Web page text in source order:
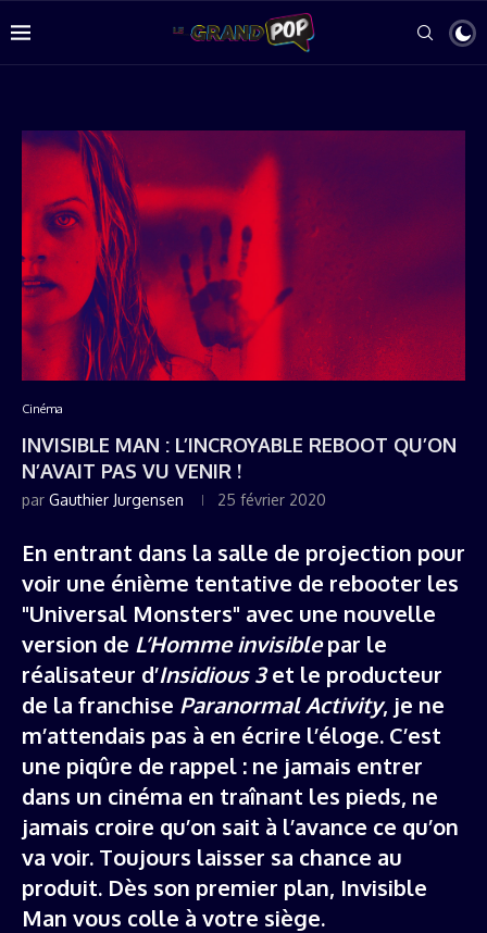
Cinéma
INVISIBLE MAN : L’INCROYABLE REBOOT QU’ON
N’AVAIT PAS VU VENIR !
par Gauthier Jurgensen 25 février 2020
En entrant dans la salle de projection pour
voir une énième tentative de rebooter les
"Universal Monsters" avec une nouvelle
version de L’Homme invisiblepar le
réalisateur d’Insidious 3et le producteur
de la franchise Paranormal Activity, je ne
m’attendais pas à en écrire l’éloge. C’est
une piqûre de rappel : ne jamais entrer
dans un cinéma en traînant les pieds, ne
jamais croire qu’on sait à l’avance ce qu’on
va voir. Toujours laisser sa chance au
produit. Dès son premier plan, Invisible
Man vous colle à votre siège.